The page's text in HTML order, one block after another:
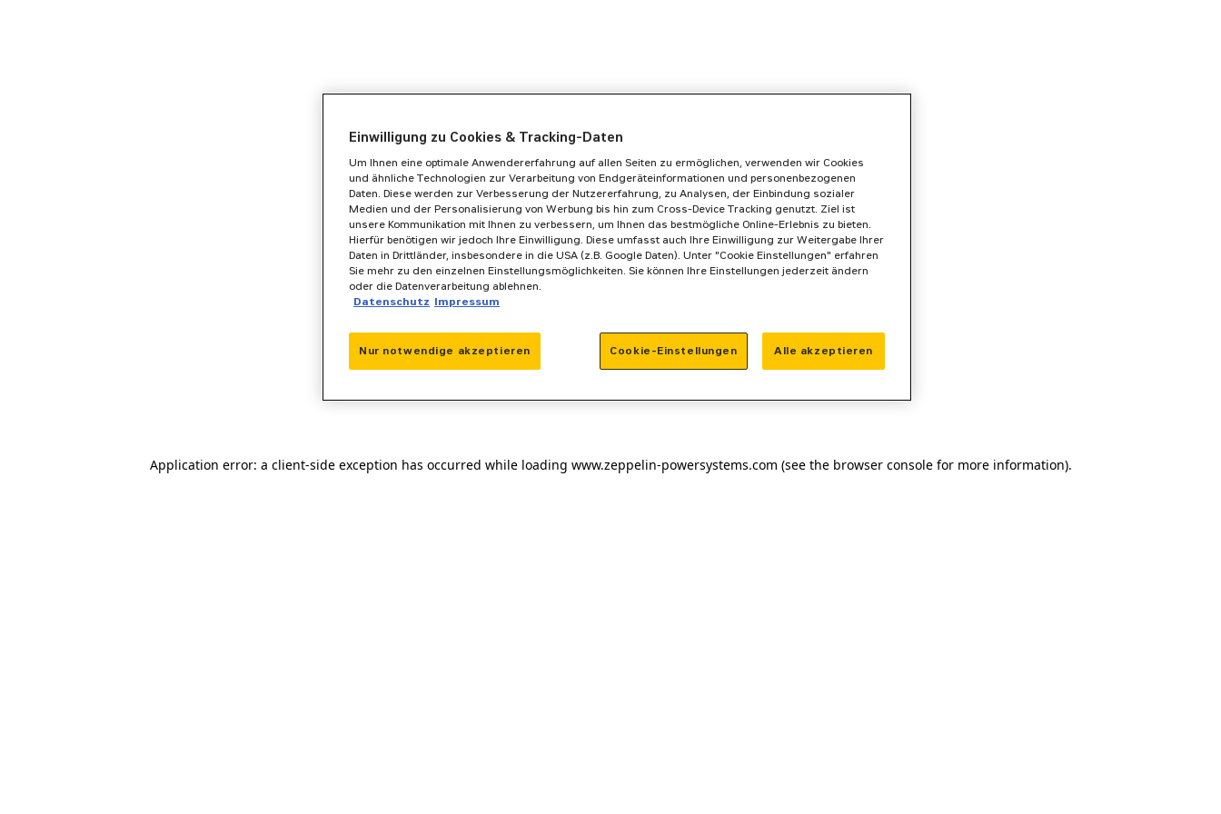
Application error: a client-side exception has occurred while loading www.zeppelin-powersystems.com (see the browser consolefor more information).
Einwilligung zu Cookies & Tracking-Daten
Um Ihnen eine optimale Anwendererfahrung auf allen Seiten zu ermöglichen, verwenden wir Cookies
und ähnliche Technologien zur Verarbeitung von Endgeräteinformationen und personenbezogenen
Daten. Diese werden zur Verbesserung der Nutzererfahrung, zu Analysen, der Einbindung sozialer
Medien und der Personalisierung von Werbung bis hin zum Cross-Device Tracking genutzt. Ziel ist
unsere Kommunikation mit Ihnen zu verbessern, um Ihnen das bestmögliche Online-Erlebnis zu bieten.
Hierfür benötigen wir jedoch Ihre Einwilligung. Diese umfasst auch Ihre Einwilligung zur Weitergabe Ihrer
Daten in Drittländer, insbesondere in die USA (z.B. Google Daten). Unter "Cookie Einstellungen" erfahren
Sie mehr zu den einzelnen Einstellungsmöglichkeiten. Sie können Ihre Einstellungen jederzeit ändern
oder die Datenverarbeitung ablehnen.
Datenschutz Impressum
Nur notwendige akzeptieren Alle akzeptieren
Cookie-Einstellungen